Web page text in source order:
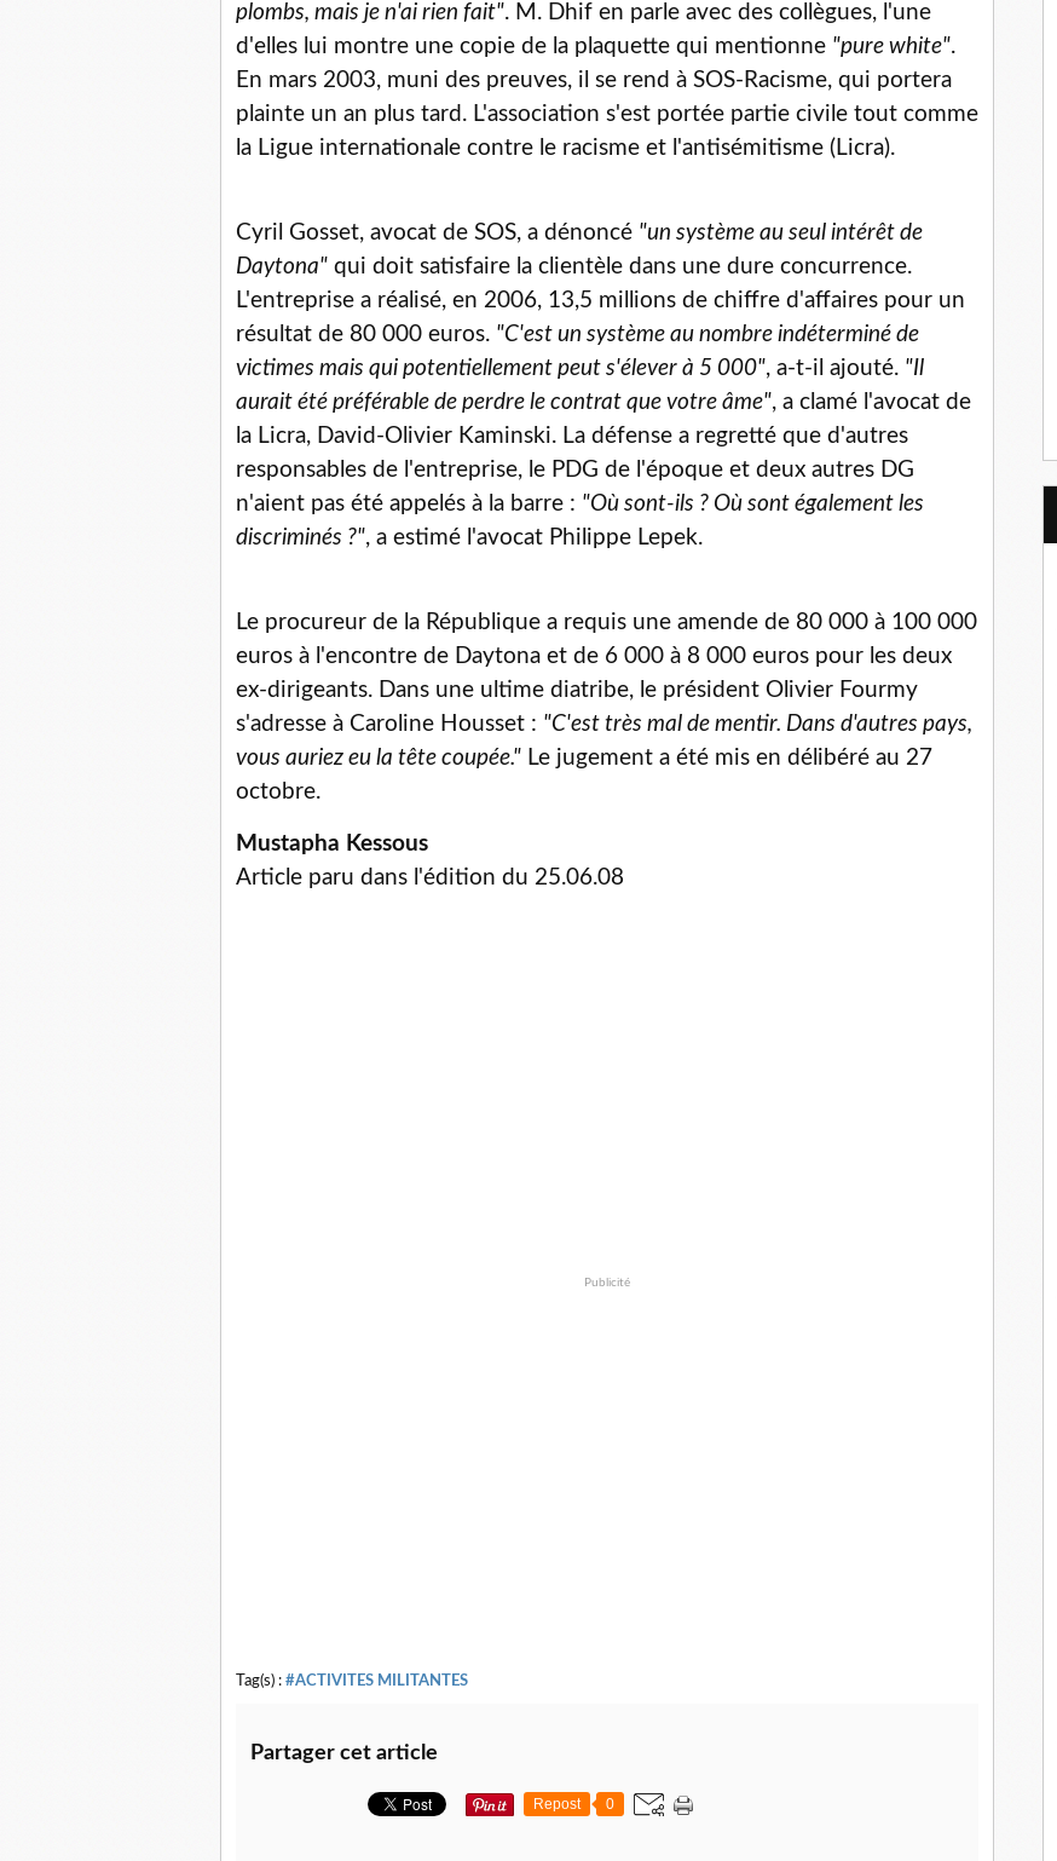
plombs, mais je n'ai rien fait". M. Dhif en parle avec des collègues, l'une
d'elles lui montre une copie de la plaquette qui mentionne "pure white".
En mars 2003, muni des preuves, il se rend à SOS-Racisme, qui portera
plainte un an plus tard. L'association s'est portée partie civile tout comme
la Ligue internationale contre le racisme et l'antisémitisme (Licra).
Cyril Gosset, avocat de SOS, a dénoncé "un système au seul intérêt de
Daytona" qui doit satisfaire la clientèle dans une dure concurrence.
L'entreprise a réalisé, en 2006, 13,5 millions de chiffre d'affaires pour un
résultat de 80 000 euros. "C'est un système au nombre indéterminé de
victimes mais qui potentiellement peut s'élever à 5 000", a-t-il ajouté. "Il
aurait été préférable de perdre le contrat que votre âme", a clamé l'avocat de
la Licra, David-Olivier Kaminski. La défense a regretté que d'autres
responsables de l'entreprise, le PDG de l'époque et deux autres DG
n'aient pas été appelés à la barre : "Où sont-ils ? Où sont également les
discriminés ?", a estimé l'avocat Philippe Lepek.
Le procureur de la République a requis une amende de 80 000 à 100 000
euros à l'encontre de Daytona et de 6 000 à 8 000 euros pour les deux
ex-dirigeants. Dans une ultime diatribe, le président Olivier Fourmy
s'adresse à Caroline Housset : "C'est très mal de mentir. Dans d'autres pays,
vous auriez eu la tête coupée." Le jugement a été mis en délibéré au 27
octobre.
Mustapha Kessous
Article paru dans l'édition du 25.06.08
Publicité
Tag(s) : #ACTIVITES MILITANTES
Partager cet article
Repost 0